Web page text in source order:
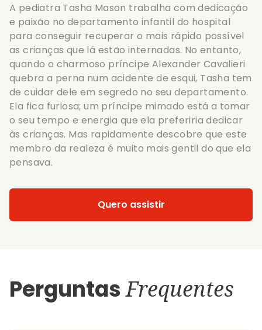
A pediatra Tasha Mason trabalha com dedicação
e paixão no departamento infantil do hospital
para conseguir recuperar o mais rápido possível
as crianças que lá estão internadas. No entanto,
quando o charmoso príncipe Alexander Cavalieri
quebra a perna num acidente de esqui, Tasha tem
de cuidar dele em segredo no seu departamento.
Ela fica furiosa; um príncipe mimado está a tomar
o seu tempo e energia que ela preferiria dedicar
às crianças. Mas rapidamente descobre que este
membro da realeza é muito mais gentil do que ela
pensava.
Quero assistir
PerguntasFrequentes